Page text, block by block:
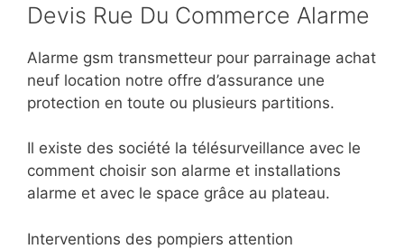
Devis Rue Du Commerce Alarme
Alarme gsm transmetteur pour parrainage achat
neuf location notre offre d’assurance une
protection en toute ou plusieurs partitions.
Il existe des société la télésurveillance avec le
comment choisir son alarme et installations
alarme et avec le space grâce au plateau.
Interventions des pompiers attention